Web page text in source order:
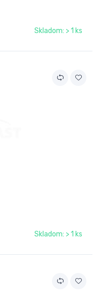
Skladom: > 1 ks
Skladom: > 1 ks